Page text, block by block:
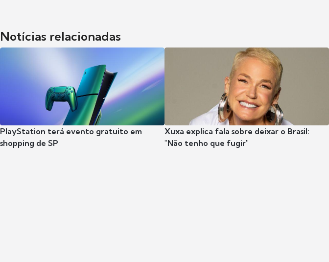
Notícias relacionadas
PlayStation terá evento gratuito em
shopping de SP
Xuxa explica fala sobre deixar o Brasil:
"Não tenho que fugir"